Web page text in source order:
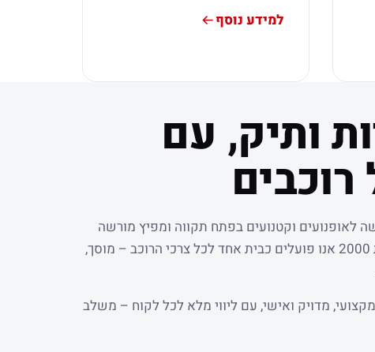
למידע נוסף
ותיק, עם
לאופנועים וקטנועים בפתח תקווה ומפיץ מורשה
. מאז שנת 2000 אנו פועלים כבית אחד לכל צרכי הרוכב – מוסך,
מדויק ואישי, עם ליווי מלא לכל לקוח – משלב